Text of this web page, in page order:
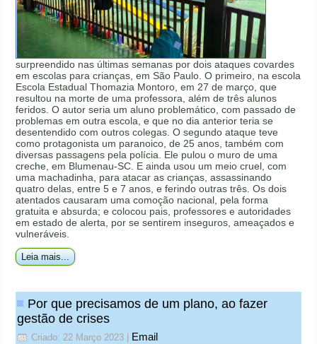
surpreendido nas últimas semanas por dois ataques covardes
em escolas para crianças, em São Paulo. O primeiro, na escola
Escola Estadual Thomazia Montoro, em 27 de março, que
resultou na morte de uma professora, além de três alunos
feridos. O autor seria um aluno problemático, com passado de
problemas em outra escola, e que no dia anterior teria se
desentendido com outros colegas. O segundo ataque teve
como protagonista um paranoico, de 25 anos, também com
diversas passagens pela polícia. Ele pulou o muro de uma
creche, em Blumenau-SC. E ainda usou um meio cruel, com
uma machadinha, para atacar as crianças, assassinando
quatro delas, entre 5 e 7 anos, e ferindo outras três. Os dois
atentados causaram uma comoção nacional, pela forma
gratuita e absurda; e colocou pais, professores e autoridades
em estado de alerta, por se sentirem inseguros, ameaçados e
vulneráveis.
Leia mais...
Por que precisamos de um plano, ao fazer
gestão de crises
Criado: 22 Março 2023 Email